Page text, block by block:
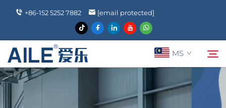
+86-152 5252 7882 [email protected]
MS
Mengenai Kami